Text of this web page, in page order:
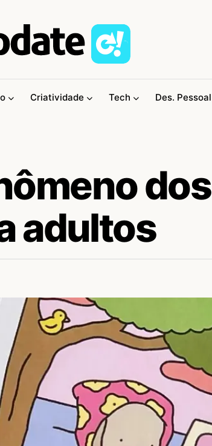
Criatividade Tech Des. Pessoal
dos
adultos